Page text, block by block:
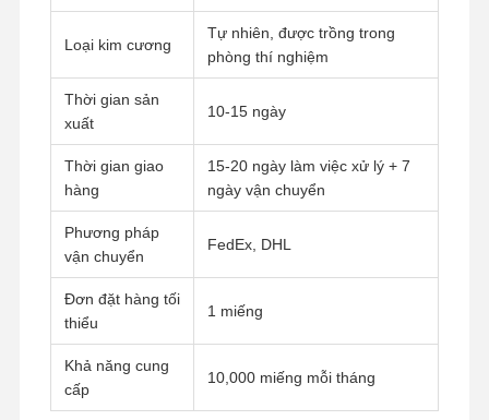
Chiếc nhẫn vàng 14 carat
Chiếc vòng tay bằng vàng 14CT
Chiếc vòng cổ bằng vàng 14K
Đồ trang sức bằng bạch kim tùy chỉnh
Loại kim cương
Tự nhiên, được trồng trong
phòng thí nghiệm
Thời gian sản
xuất
10-15 ngày
Thời gian giao
hàng
15-20 ngày làm việc xử lý + 7
ngày vận chuyển
Phương pháp
vận chuyển
FedEx, DHL
Đơn đặt hàng tối
thiểu
1 miếng
Khả năng cung
cấp
10,000 miếng mỗi tháng